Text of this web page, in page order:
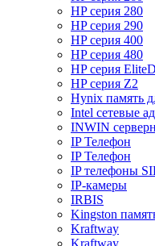
HP серия 280
HP серия 290
HP серия 400
HP серия 480
HP серия
HP серия Z2
Hynix память
Intel сетевые
INWIN
IP Телефон
IP Телефон
IP телефоны
IP-камеры
IRBIS
Kingston
Kraftway
Kraftway